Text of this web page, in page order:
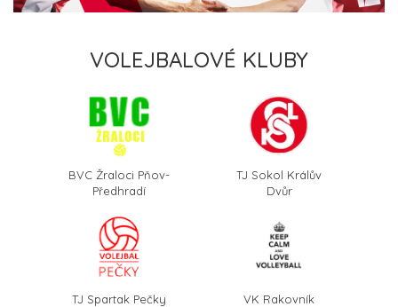
VOLEJBALOVÉ KLUBY
BVC Žraloci Pňov-
Předhradí
TJ Sokol Králův
Dvůr
TJ Spartak Pečky VK Rakovník